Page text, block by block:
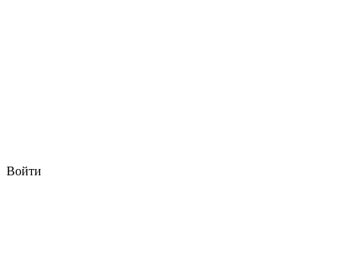
Войти